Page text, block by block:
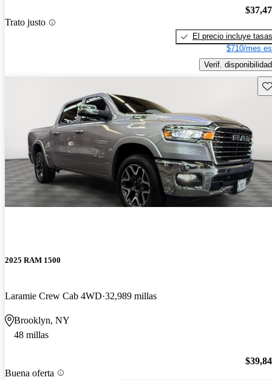
Trato justo
El precio incluye tasas
$710/mes
Verif. disponibilidad
2025 RAM 1500
Laramie Crew Cab 4WD 32,989 millas
Brooklyn, NY
48 millas
Buena oferta